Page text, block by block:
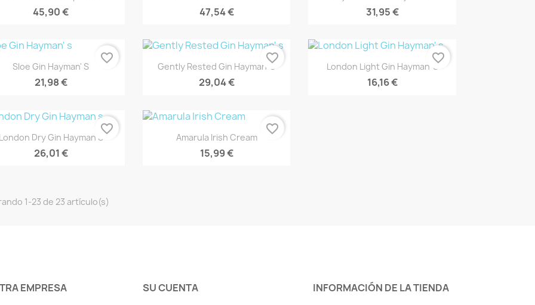
45,90 € 47,54 € 31,95 €
Vista rápida
Sloe Gin Hayman' S
21,98 €
favorite_border Vista rápida
Gently Rested Gin Hayman' S
29,04 €
favorite_border  Vista rápida
London Light Gin Hayman' S
16,16 €
favorite_border
 Vista rápida
Dry Gin Hayman S
26,01 €
favorite_border Vista rápida
Amarula Irish Cream
15,99 €
favorite_border
1-23 de 23 artículo(s)
EMPRESA SU CUENTA INFORMACIÓN DE LA TIENDA